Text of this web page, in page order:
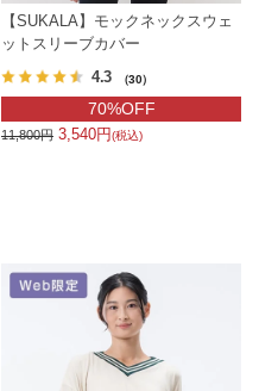
【SUKALA】モックネックスウェ
ットスリーブカバー
4.3 （30）
70%OFF
11,800円 3,540円(税込)